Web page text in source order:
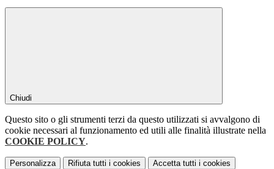
Chiudi
Questo sito o gli strumenti terzi da questo utilizzati si avvalgono di
cookie necessari al funzionamento ed utili alle finalità illustrate nella
COOKIE POLICY.
Personalizza Rifiuta tutti i cookies Accetta tutti i cookies